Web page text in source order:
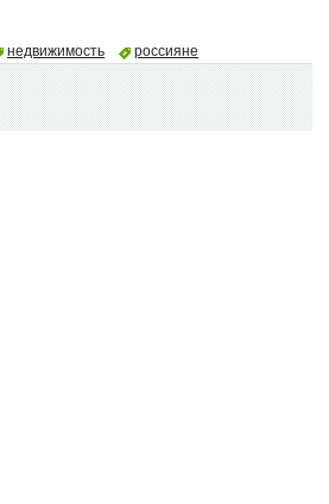
недвижимость россияне